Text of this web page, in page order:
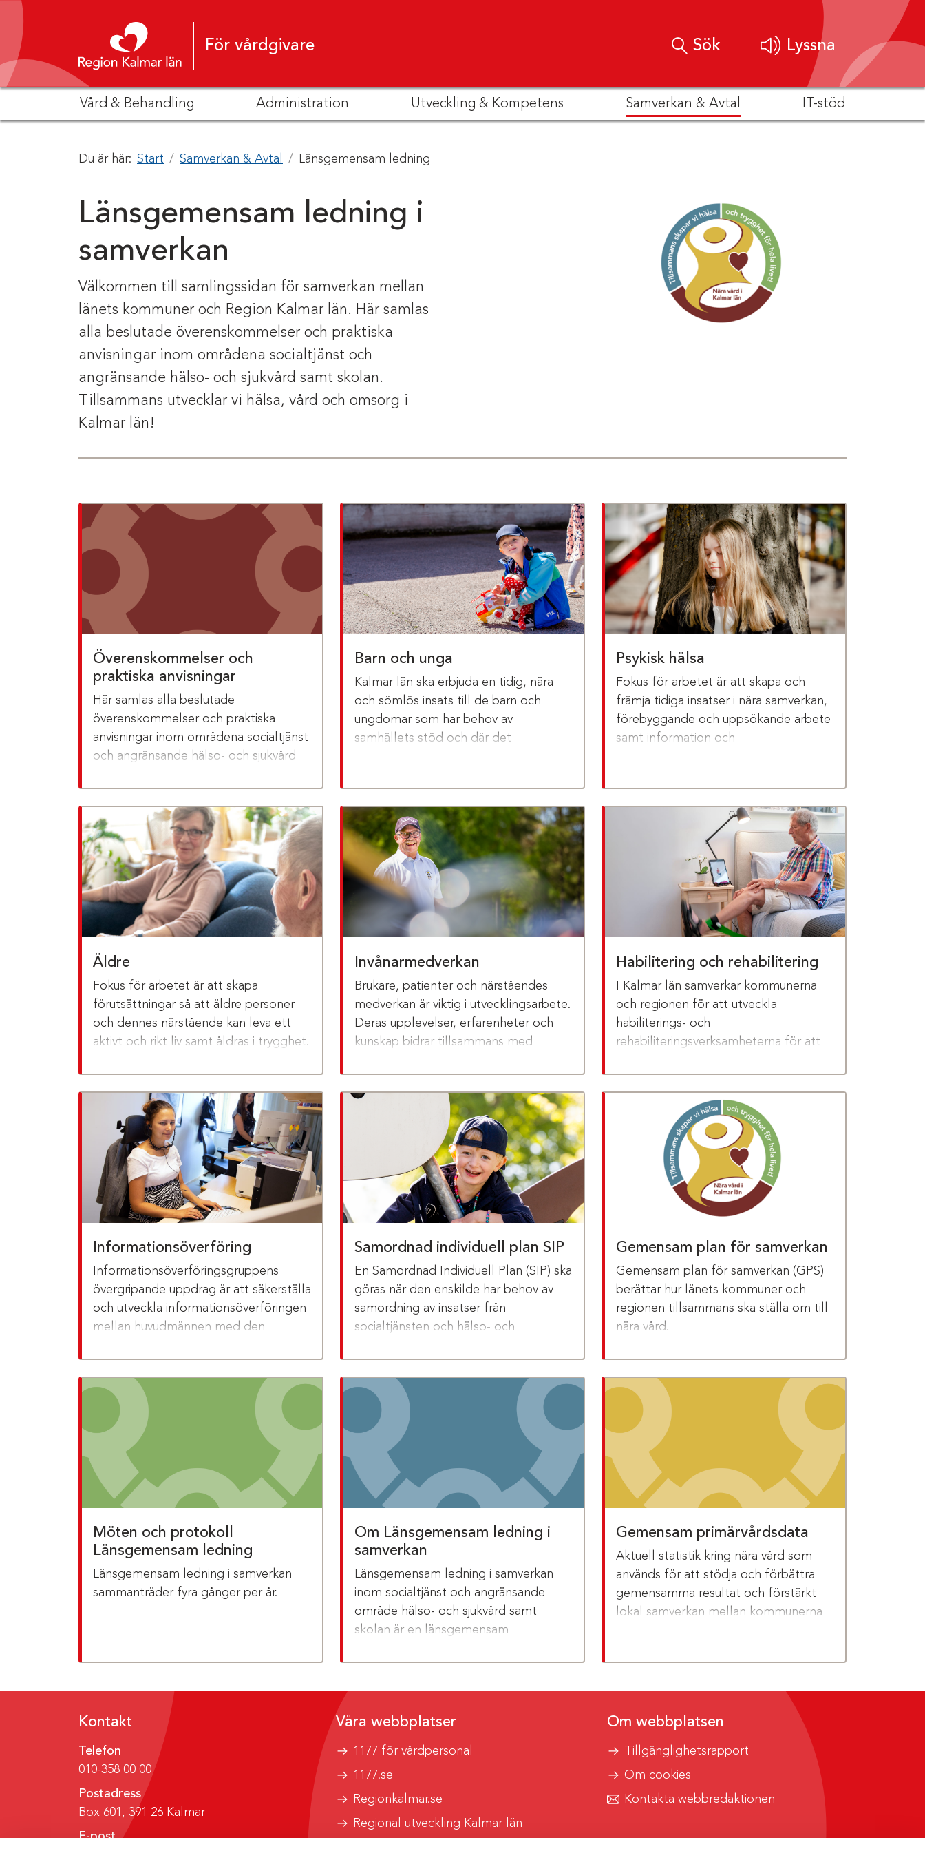
Hoppa till innehåll
För vårdgivare Sök Lyssna
Vård & Behandling Administration Utveckling & Kompetens Samverkan & Avtal IT-stöd
Du är här: Start Samverkan & Avtal Länsgemensam ledning
Länsgemensam ledning i
samverkan
Välkommen till samlingssidan för samverkan mellan
länets kommuner och Region Kalmar län. Här samlas
alla beslutade överenskommelser och praktiska
anvisningar inom områdena socialtjänst och
angränsande hälso- och sjukvård samt skolan.
Tillsammans utvecklar vi hälsa, vård och omsorg i
Kalmar län!
Överenskommelser och
praktiska anvisningar
Här samlas alla beslutade
överenskommelser och praktiska
anvisningar inom områdena socialtjänst
och angränsande hälso- och sjukvård
Barn och unga
Kalmar län ska erbjuda en tidig, nära
och sömlös insats till de barn och
ungdomar som har behov av
samhällets stöd och där det
Psykisk hälsa
Fokus för arbetet är att skapa och
främja tidiga insatser i nära samverkan,
förebyggande och uppsökande arbete
samt information och
Äldre
Fokus för arbetet är att skapa
förutsättningar så att äldre personer
och dennes närstående kan leva ett
aktivt och rikt liv samt åldras i trygghet.
region, kommun och övriga
samhällsaktörer.
Invånarmedverkan
Brukare, patienter och närståendes
medverkan är viktig i utvecklingsarbete.
Deras upplevelser, erfarenheter och
kunskap bidrar tillsammans med
beprövade erfarenhet, till god kvalitet
och service i vård och omsorg.
Habilitering och rehabilitering
I Kalmar län samverkar kommunerna
och regionen för att utveckla
habiliterings- och
rehabiliteringsverksamheterna för att
för omställningen till nära vård arbetar
vi för att insatserna ska komma
närmare invånarnas vardag.
Informationsöverföring
Informationsöverföringsgruppens
övergripande uppdrag är att säkerställa
och utveckla informationsöverföringen
mellan huvudmännen med den
Samordnad individuell plan SIP
En Samordnad Individuell Plan (SIP) ska
göras när den enskilde har behov av
samordning av insatser från
socialtjänsten och hälso- och
Gemensam plan för samverkan
Gemensam plan för samverkan (GPS)
berättar hur länets kommuner och
regionen tillsammans ska ställa om till
nära vård.
Möten och protokoll
Länsgemensam ledning
Länsgemensam ledning i samverkan
sammanträder fyra gånger per år.
Om Länsgemensam ledning i
samverkan
Länsgemensam ledning i samverkan
inom socialtjänst och angränsande
område hälso- och sjukvård samt
skolan är en länsgemensam
Gemensam primärvårdsdata
Aktuell statistik kring nära vård som
används för att stödja och förbättra
gemensamma resultat och förstärkt
lokal samverkan mellan kommunerna
Kontakt
Telefon
010-358 00 00
Postadress
Box 601, 391 26 Kalmar
E-post
Våra webbplatser
1177 för vårdpersonal
1177.se
Regionkalmar.se
Regional utveckling Kalmar län
Om webbplatsen
Tillgänglighetsrapport
Om cookies
Kontakta webbredaktionen